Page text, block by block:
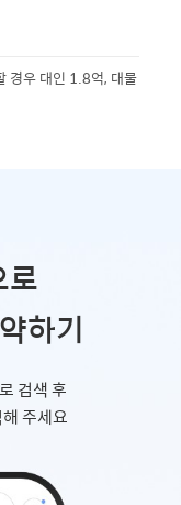
경우 대인 1.8억, 대물
로
하기
검색 후
주세요